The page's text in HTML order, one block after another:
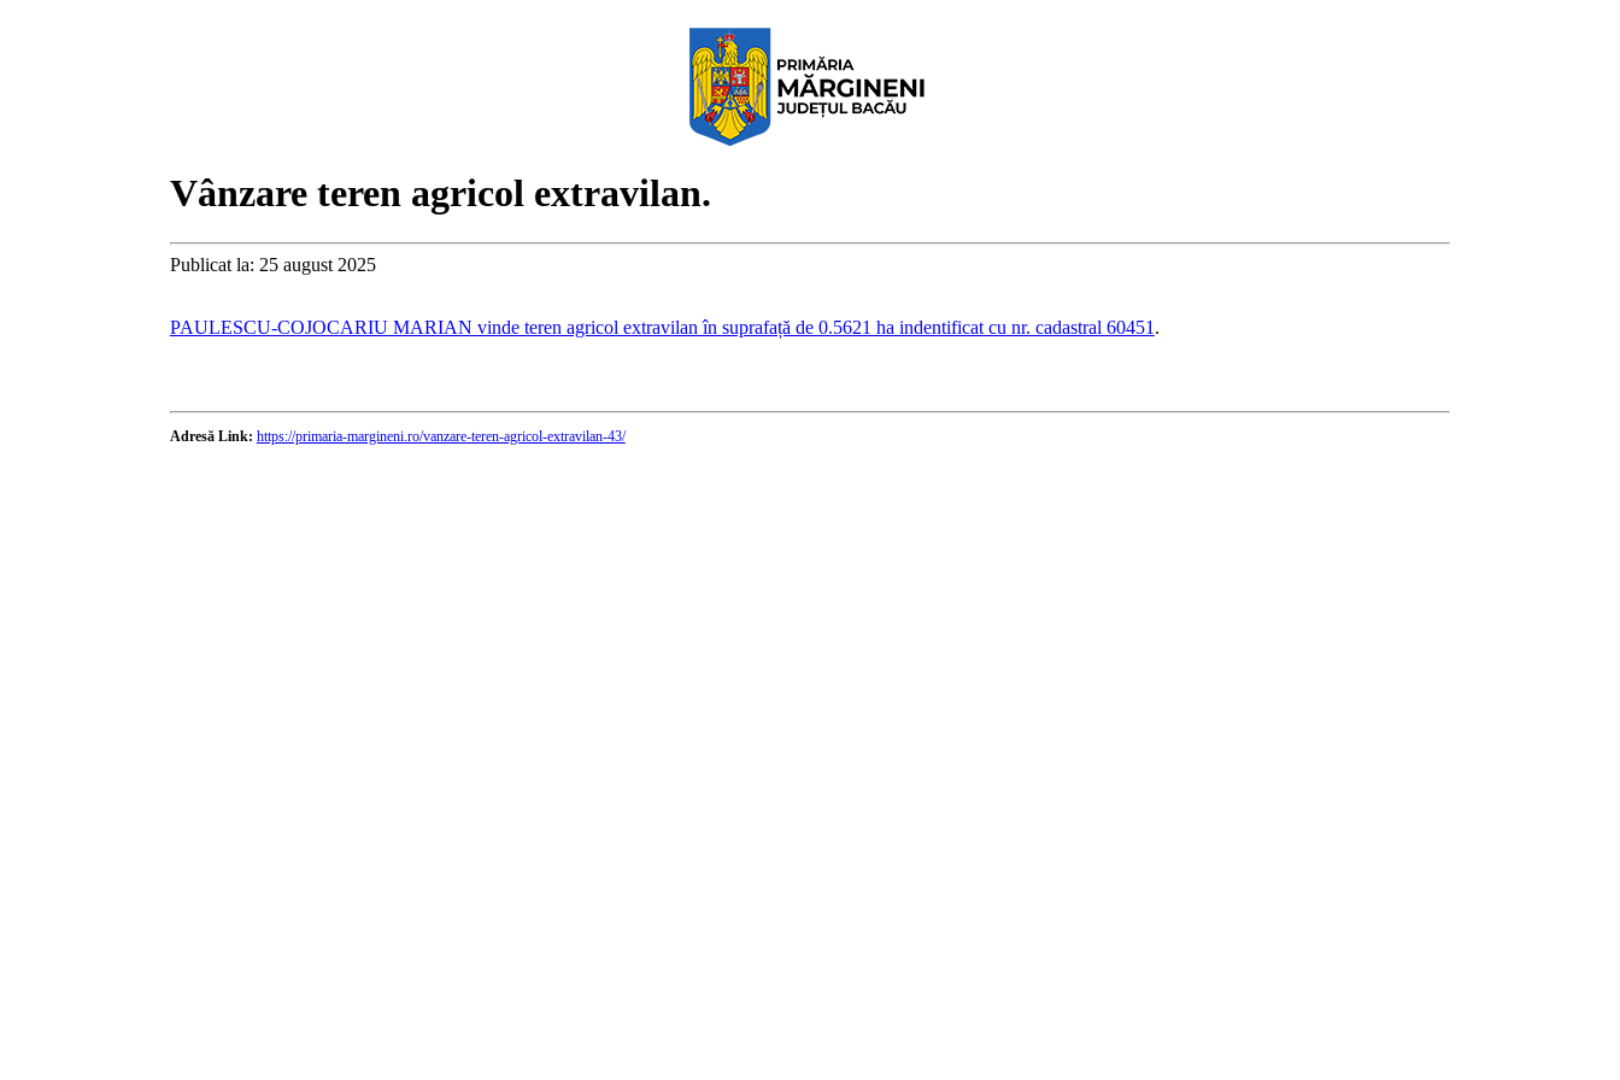
Vânzare teren agricol extravilan.
Publicat la: 25 august 2025
PAULESCU-COJOCARIU MARIAN vinde teren agricol extravilan în suprafață de 0.5621 ha indentificat cu nr. cadastral 60451 .
Adresă Link: https://primaria-margineni.ro/vanzare-teren-agricol-extravilan-43/